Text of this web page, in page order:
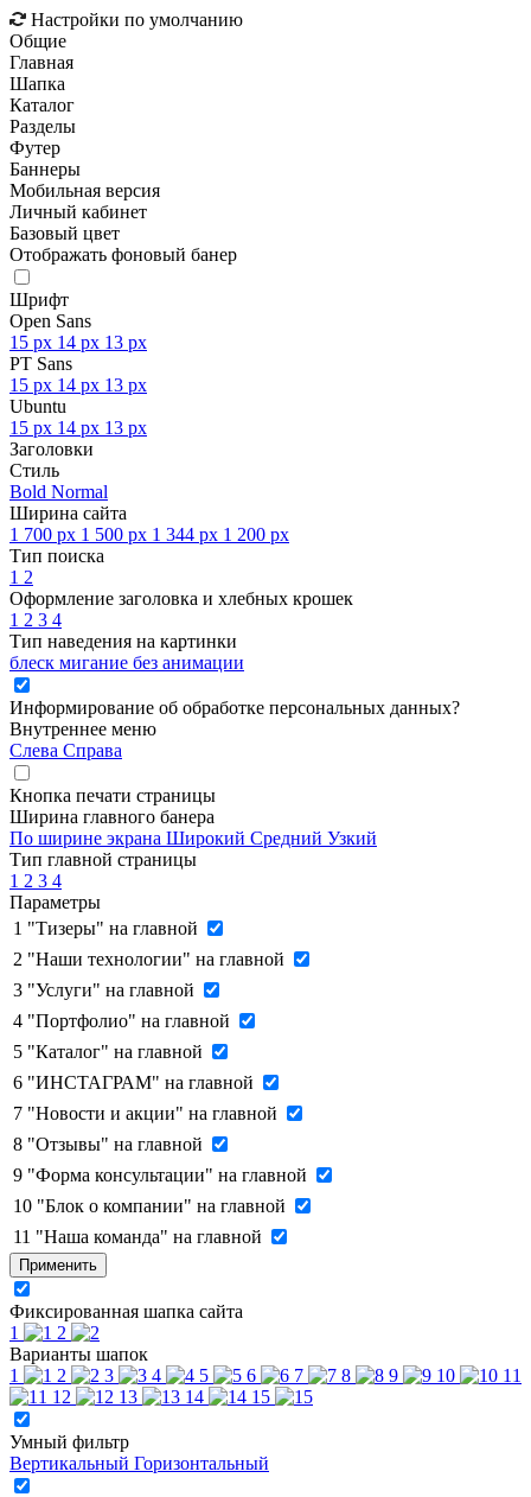
Настройки по умолчанию
Общие
Главная
Шапка
Каталог
Разделы
Футер
Баннеры
Мобильная версия
Личный кабинет
Базовый цвет
Отображать фоновый банер
Шрифт
Open Sans
15 px 14 px 13 px
PT Sans
15 px 14 px 13 px
Ubuntu
15 px 14 px 13 px
Заголовки
Стиль
Bold Normal
Ширина сайта
1 700 px 1 500 px 1 344 px 1 200 px
Тип поиска
1 2
Оформление заголовка и хлебных крошек
1 2 3 4
Тип наведения на картинки
блеск мигание без анимации
Информирование об обработке персональных данных?
Внутреннее меню
Слева Справа
Кнопка печати страницы
Ширина главного банера
По ширине экрана Широкий Средний Узкий
Тип главной страницы
1 2 3 4
Параметры
1 "Тизеры" на главной
2 "Наши технологии" на главной
3 "Услуги" на главной
4 "Портфолио" на главной
5 "Каталог" на главной
6 "ИНСТАГРАМ" на главной
7 "Новости и акции" на главной
8 "Отзывы" на главной
9 "Форма консультации" на главной
10 "Блок о компании" на главной
11 "Наша команда" на главной
Применить
Фиксированная шапка сайта
1
2
Варианты шапок
1
2 3 4 5 6 7 8 9 10
11
12
13 14 15
Умный фильтр
Вертикальный Горизонтальный